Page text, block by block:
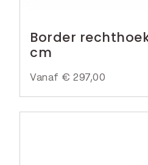
Border rechthoek
cm
Vanaf € 297,00